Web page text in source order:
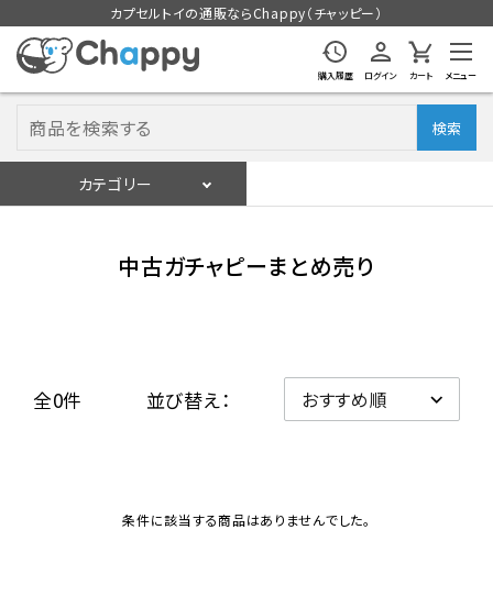
カプセルトイの通販ならChappy（チャッピー）
購入履歴 ログイン カート メニュー
検索
カテゴリー
中古ガチャピーまとめ売り
全0件 並び替え：
条件に該当する商品はありませんでした。